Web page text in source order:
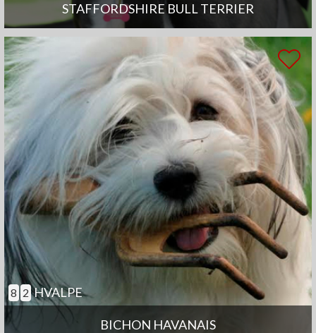
STAFFORDSHIRE BULL TERRIER
BICHON HAVANAIS
8 2 HVALPE